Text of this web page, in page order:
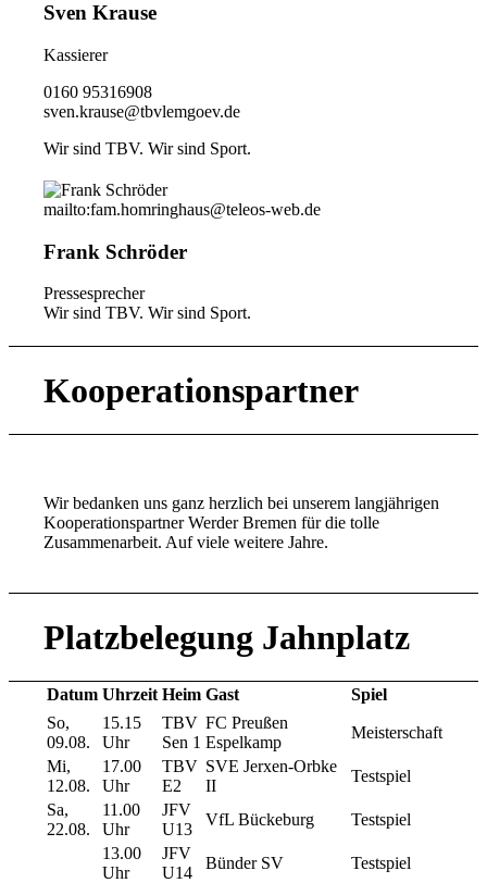
Sven Krause
Kassierer
0160 95316908
sven.krause@tbvlemgoev.de
Wir sind TBV. Wir sind Sport.
mailto:fam.homringhaus@teleos-web.de
Frank Schröder
Pressesprecher
Wir sind TBV. Wir sind Sport.
Kooperationspartner
Wir bedanken uns ganz herzlich bei unserem langjährigen
Kooperationspartner Werder Bremen für die tolle
Zusammenarbeit. Auf viele weitere Jahre.
Platzbelegung Jahnplatz
Datum Uhrzeit Heim Gast
Spiel
So,
09.08.
15.15
Uhr
TBV
Sen 1
FC Preußen
Espelkamp
Meisterschaft
Mi,
12.08.
17.00
Uhr
TBV
E2
SVE Jerxen-Orbke
II
Testspiel
Sa,
22.08.
11.00
Uhr
JFV
U13
VfL Bückeburg
Testspiel
13.00
Uhr
JFV
U14
Bünder SV Testspiel